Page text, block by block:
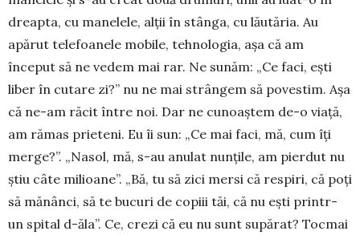
dreapta, cu manelele, alții în stânga, cu lăutăria. Au
apărut telefoanele mobile, tehnologia, așa că am
început să ne vedem mai rar. Ne sunăm: „Ce faci, ești
liber în cutare zi?” nu ne mai strângem să povestim. Așa
că ne-am răcit între noi. Dar ne cu­noaștem de-o viață,
am rămas pri­e­teni. Eu îi sun: „Ce mai faci, mă, cum îți
merge?”. „Nasol, mă, s-au anulat nun­țile, am pierdut nu
știu câte mi­li­oane”. „Bă, tu să zici mersi că respiri, că poți
să mănânci, să te bucuri de copiii tăi, că nu ești printr-
un spital d-ăla”. Ce, crezi că eu nu sunt supărat? Tocmai